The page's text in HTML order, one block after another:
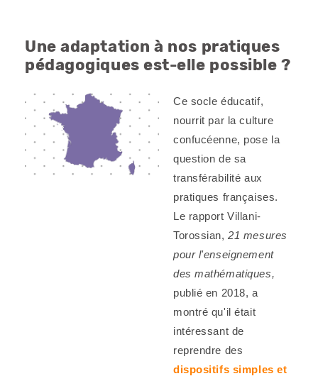
Une adaptation à nos pratiques
pédagogiques est-elle possible ?
Ce socle éducatif,
nourrit par la culture
confucéenne, pose la
question de sa
transférabilité aux
pratiques françaises.
Le rapport Villani-
Torossian,21 mesures
pour l'enseignement
des mathématiques,
publié en 2018, a
montré qu'il était
intéressant de
reprendre des
dispositifs simples et